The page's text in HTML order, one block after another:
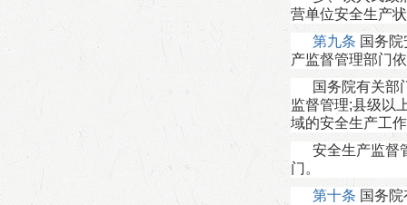
营单位安全生产
第九条 国务
产监督管理部门
国务院有关部
监督管理;县级以
域的安全生产工
安全生产监督
门。
第十条 国务